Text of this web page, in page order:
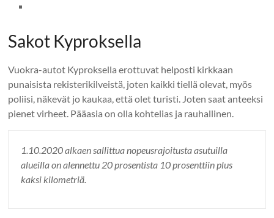
Sakot Kyproksella
Vuokra-autot Kyproksella erottuvat helposti kirkkaan
punaisista rekisterikilveistä, joten kaikki tiellä olevat, myös
poliisi, näkevät jo kaukaa, että olet turisti. Joten saat anteeksi
pienet virheet. Pääasia on olla kohtelias ja rauhallinen.
1.10.2020 alkaen sallittua nopeusrajoitusta asutuilla
alueilla on alennettu 20 prosentista 10 prosenttiin plus
kaksi kilometriä.